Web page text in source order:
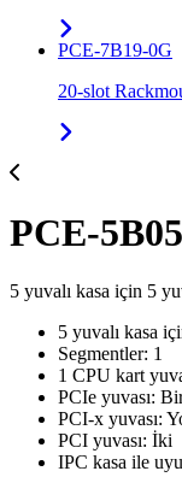
PCE-7B19-0G
20-slot
PCE-
5 yuvalı kasa için 5
5 yuvalı kasa
Segmentler: 1
1 CPU kart
PCIe yuvası:
PCI-x yuvası:
PCI yuvası: İki
IPC kasa ile